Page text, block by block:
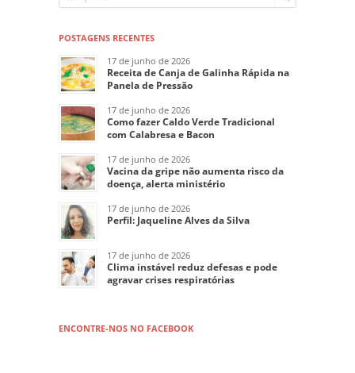
POSTAGENS RECENTES
17 de junho de 2026
Receita de Canja de Galinha Rápida na
Panela de Pressão
17 de junho de 2026
Como fazer Caldo Verde Tradicional
com Calabresa e Bacon
17 de junho de 2026
Vacina da gripe não aumenta risco da
doença, alerta ministério
17 de junho de 2026
Perfil: Jaqueline Alves da Silva
17 de junho de 2026
Clima instável reduz defesas e pode
agravar crises respiratórias
ENCONTRE-NOS NO FACEBOOK